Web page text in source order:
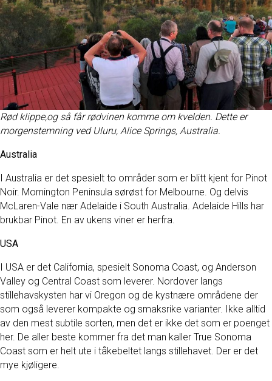
Rød klippe,og så får rødvinen komme om kvelden. Dette er
morgenstemning ved Uluru, Alice Springs, Australia.
Australia
I Australia er det spesielt to områder som er blitt kjent for Pinot
Noir. Mornington Peninsula sørøst for Melbourne. Og delvis
McLaren-Vale nær Adelaide i South Australia. Adelaide Hills har
brukbar Pinot. En av ukens viner er herfra.
USA
I USA er det California, spesielt Sonoma Coast, og Anderson
Valley og Central Coast som leverer. Nordover langs
stillehavskysten har vi Oregon og de kystnære områdene der
som også leverer kompakte og smaksrike varianter. Ikke alltid
av den mest subtile sorten, men det er ikke det som er poenget
her. De aller beste kommer fra det man kaller True Sonoma
Coast som er helt ute i tåkebeltet langs stillehavet. Der er det
mye kjøligere.